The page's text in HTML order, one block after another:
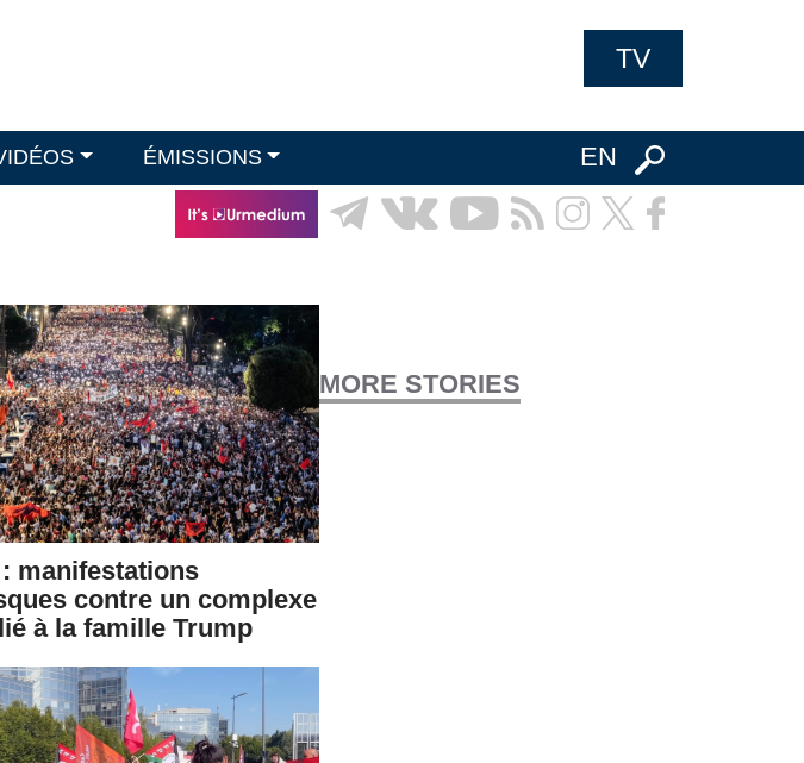
TV
ÉMISSIONS EN
manifestations
contre un complexe
à la famille Trump
MORE STORIES